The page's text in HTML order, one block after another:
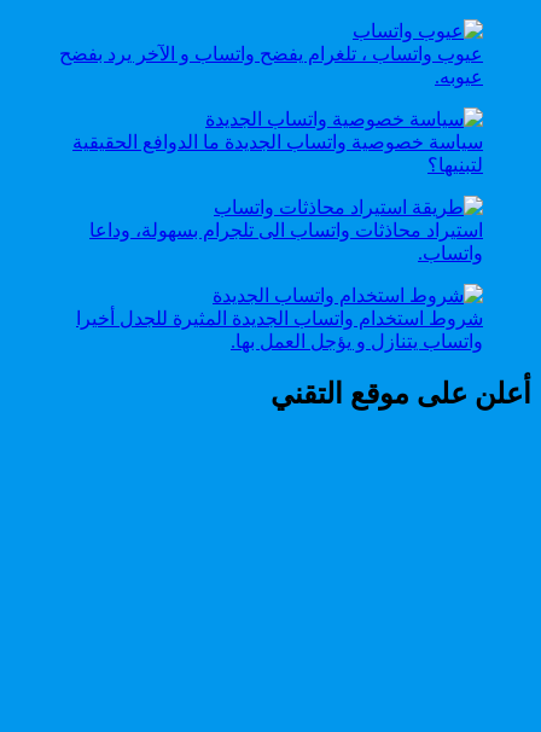
عيوب واتساب ، تلغرام يفضح واتساب و الآخر يرد بفضح
عيوبه.
سياسة خصوصية واتساب الجديدة ما الدوافع الحقيقية
لتبنيها؟
استيراد محاذثات واتساب الى تلجرام بسهولة، وداعا
واتساب.
شروط استخدام واتساب الجديدة المثيرة للجدل أخيرا
واتساب يتنازل و يؤجل العمل بها.
أعلن على موقع التقني